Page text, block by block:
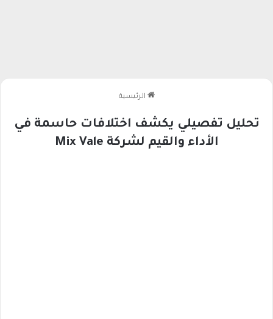
الرئيسية
تحليل تفصيلي يكشف اختلافات حاسمة في
الأداء والقيم لشركة Mix Vale